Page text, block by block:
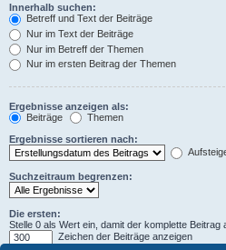
Innerhalb suchen:
Betreff und Text der Beiträge
Nur im Text der Beiträge
Nur im Betreff der Themen
Nur im ersten Beitrag der Themen
Ergebnisse anzeigen als:
Beiträge
Themen
Ergebnisse sortieren nach:
Suchzeitraum begrenzen:
Die ersten:
Stelle 0 als Wert ein, damit der komplette Beitrag
Zeichen der Beiträge anzeigen